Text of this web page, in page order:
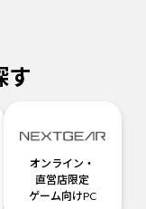
す
オンライン・
直営店限定
ゲーム向けPC